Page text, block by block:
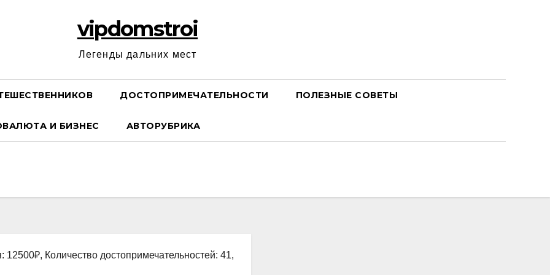
vipdomstroi
Легенды дальних мест
ДОСТОПРИМЕЧАТЕЛЬНОСТИ ПОЛЕЗНЫЕ СОВЕТЫ
И БИЗНЕС АВТОРУБРИКА
Количество достопримечательностей: 41,